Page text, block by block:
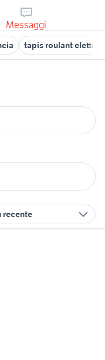
Messaggi
tapis roulant
recente